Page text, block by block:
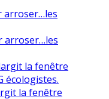
arroser…les
arroser…les
la fenêtre
écologistes.
la fenêtre